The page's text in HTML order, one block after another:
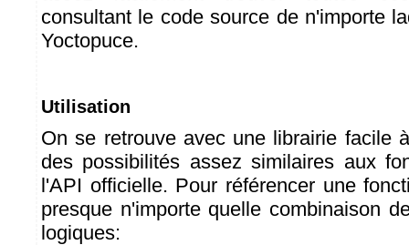
consultant le code source de n'importe
Yoctopuce.
Utilisation
On se retrouve avec une librairie facile
des possibilités assez similaires aux
l'API officielle. Pour référencer une
presque n'importe quelle combinaison
logiques: